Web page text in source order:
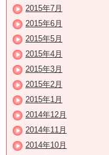
2015年7月
2015年6月
2015年5月
2015年4月
2015年3月
2015年2月
2015年1月
2014年12月
2014年11月
2014年10月